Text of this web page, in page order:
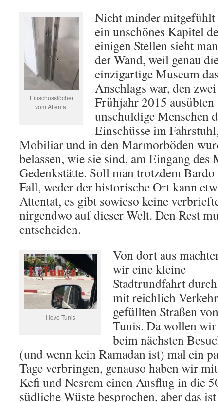
Einschusslöcher
vom Attentat
Nicht minder mitgefühlt
ein unschönes Kapitel
einigen Stellen sieht
der Wand, weil genau
einzigartige Museum
Anschlags war, den
Frühjahr 2015
unschuldige Menschen
Einschüsse im
Mobiliar und in den Marmorböden
belassen, wie sie sind, am Eingang des
Gedenkstätte. Soll man trotzdem
Fall, weder der historische Ort kann
Attentat, es gibt sowieso keine
nirgendwo auf dieser Welt. Den Rest
entscheiden.
I love Tunis
Von dort aus
wir eine kleine
Stadtrundfahrt
mit reichlich
gefüllten Straßen von
Tunis. Da wollen wir
beim nächsten
(und wenn kein Ramadan ist) mal ein
Tage verbringen, genauso haben wir mit
Kefi und Nesrem einen Ausflug in die
südliche Wüste besprochen, aber das